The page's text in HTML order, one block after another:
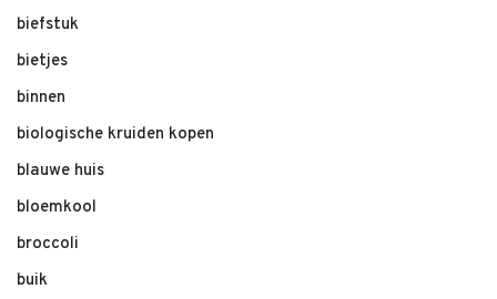
biefstuk
bietjes
binnen
biologische kruiden kopen
blauwe huis
bloemkool
broccoli
buik